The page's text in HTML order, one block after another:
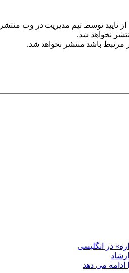
تایید توسط تیم مدیریت در وب
نخواهد شد.
مرتبط باشد منتشر نخواهد شد.
در انگلیسی
ادامه می دهد